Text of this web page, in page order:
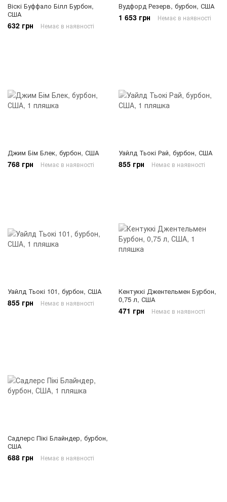
Віскі Буффало Білл Бурбон,
США
632 грн Немає в наявності
Вудфорд Резерв, бурбон, США
1 653 грн Немає в наявності
Джим Бім Блек, бурбон, США
768 грн Немає в наявності
Уайлд Тьокі Рай, бурбон, США
855 грн Немає в наявності
Уайлд Тьокі 101, бурбон, США
855 грн Немає в наявності
Кентуккі Джентельмен Бурбон,
0,75 л, США
471 грн Немає в наявності
Садлерс Пікі Блайндер, бурбон,
США
688 грн Немає в наявності